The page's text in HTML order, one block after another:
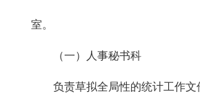
室。
（一）人事秘书科
负责草拟全局性的统计工作文